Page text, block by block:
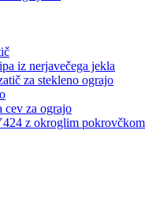
iz nerjavečega jekla
za stekleno ograjo
cev za ograjo
z okroglim pokrovčkom